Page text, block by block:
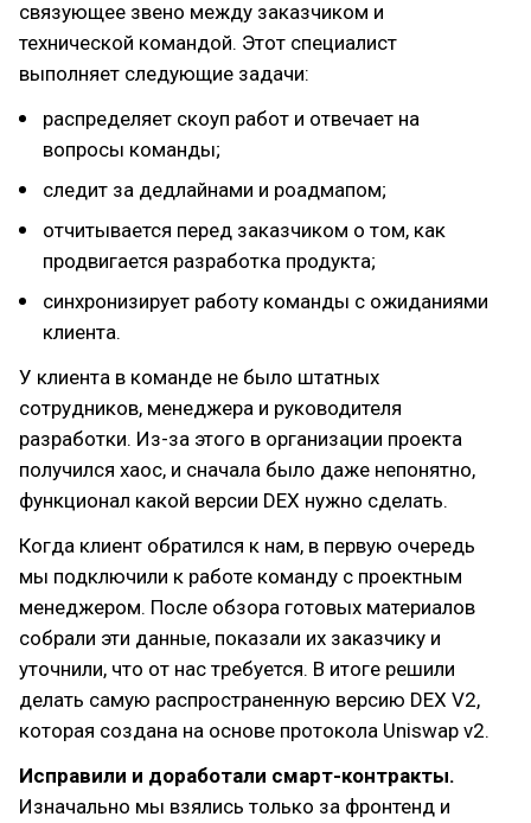
связующее звено между заказчиком и
технической командой. Этот специалист
выполняет следующие задачи:
распределяет скоуп работ и отвечает на
вопросы команды;
следит за дедлайнами и роадмапом;
отчитывается перед заказчиком о том, как
продвигается разработка продукта;
синхронизирует работу команды с ожиданиями
клиента.
У клиента в команде не было штатных
сотрудников, менеджера и руководителя
разработки. Из-за этого в организации проекта
получился хаос, и сначала было даже непонятно,
функционал какой версии DEX нужно сделать.
Когда клиент обратился к нам, в первую очередь
мы подключили к работе команду с проектным
менеджером. После обзора готовых материалов
собрали эти данные, показали их заказчику и
уточнили, что от нас требуется. В итоге решили
делать самую распространенную версию DEX V2,
которая создана на основе протокола Uniswap v2.
Исправили и доработали смарт-контракты.
Изначально мы взялись только за фронтенд и